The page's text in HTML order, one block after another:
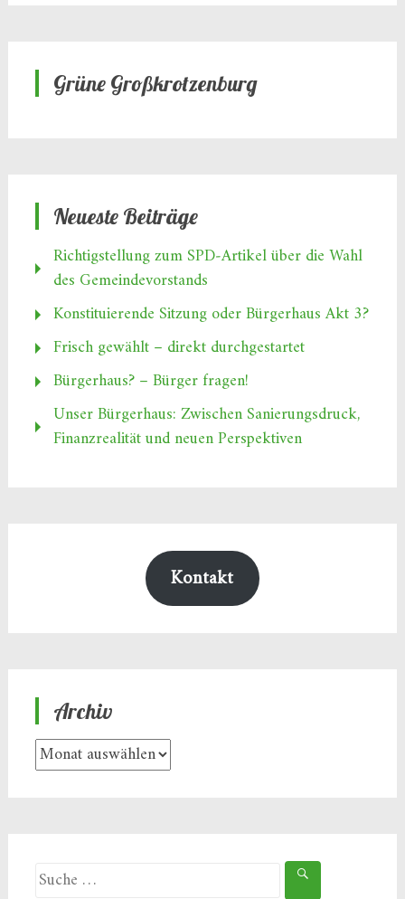
Grüne Großkrotzenburg
Neueste Beiträge
Richtigstellung zum SPD‑Artikel über die Wahl
des Gemeindevorstands
Konstituierende Sitzung oder Bürgerhaus Akt 3?
Frisch gewählt – direkt durchgestartet
Bürgerhaus? – Bürger fragen!
Unser Bürgerhaus: Zwischen Sanierungsdruck,
Finanzrealität und neuen Perspektiven
Kontakt
Archiv
Archiv
Suche